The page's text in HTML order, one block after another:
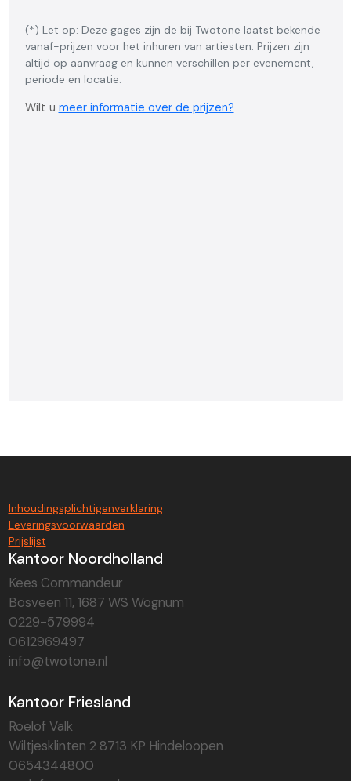
(*) Let op: Deze gages zijn de bij Twotone laatst bekende
vanaf-prijzen voor het inhuren van artiesten. Prijzen zijn
altijd op aanvraag en kunnen verschillen per evenement,
periode en locatie.
Wilt u meer informatie over de prijzen?
Inhoudingsplichtigenverklaring
Leveringsvoorwaarden
Prijslijst
Kantoor Noordholland
Kees Commandeur
Bosveen 11, 1687 WS Wognum
0229-579994
0612969497
info@twotone.nl
Kantoor Friesland
Roelof Valk
Wiltjesklinten 2 8713 KP Hindeloopen
0654344800